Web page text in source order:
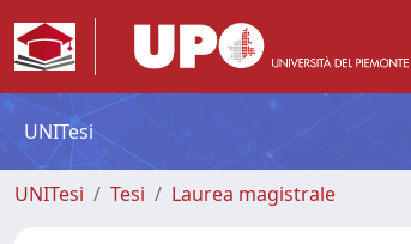
UNITesi
UNITesi Tesi Laurea magistrale